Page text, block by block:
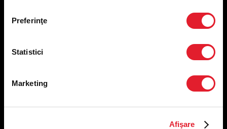
Preferinţe
Statistici
Marketing
Afişare
Preferințe cookies